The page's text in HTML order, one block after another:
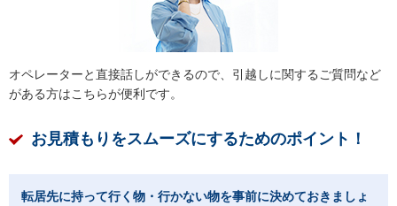
オペレーターと直接話しができるので、引越しに関するご質問など
がある方はこちらが便利です。
お見積もりをスムーズにするためのポイント！
転居先に持って行く物・行かない物を事前に決めておきましょ